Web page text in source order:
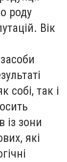
роду
Вік
собі, так і
із зони
які